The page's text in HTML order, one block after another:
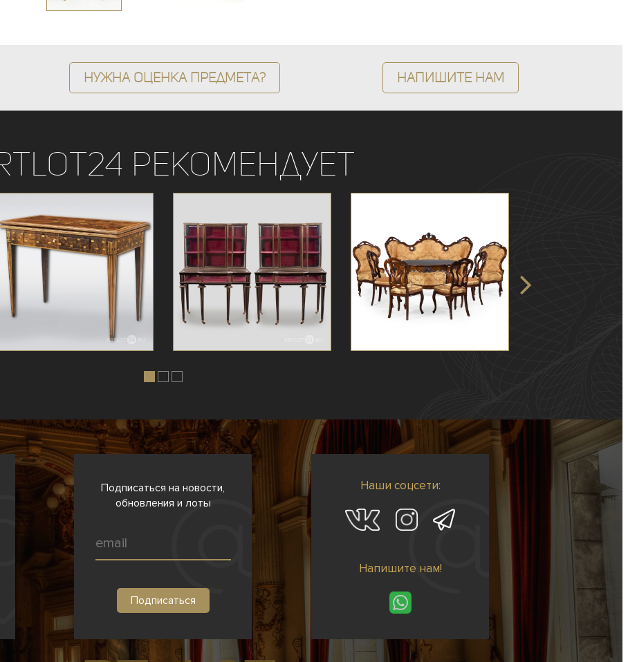
Нужна оценка предмета? Напишите нам
рекомендует
Подписаться на новости,
обновления и лоты
Наши соцсети:
Напишите нам!